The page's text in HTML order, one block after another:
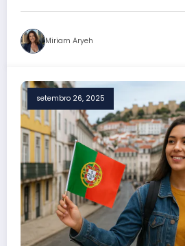
Miriam Aryeh
setembro 26, 2025